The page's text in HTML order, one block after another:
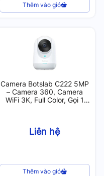
Thêm vào giỏ
Camera Botslab C222 5MP
– Camera 360, Camera
WiFi 3K, Full Color, Gọi 1
Liên hệ
Thêm vào giỏ